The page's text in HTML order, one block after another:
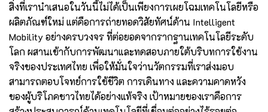
สิ่งที่เรานำเสนอในวันนี้ไม่ได้เป็นเพียงการเผยโฉมเทคโนโลยีหรือ
ผลิตภัณฑ์ใหม่ แต่คือการถ่ายทอดวิสัยทัศน์ด้าน Intelligent
Mobility อย่างครบวงจร ที่ต่อยอดจากรากฐานเทคโนโลยีระดับ
โลก ผสานเข้ากับการพัฒนาและทดสอบภายใต้บริบทการใช้งาน
จริงของประเทศไทย เพื่อให้มั่นใจว่านวัตกรรมที่เราส่งมอบ
สามารถตอบโจทย์การใช้ชีวิต การเดินทาง และความคาดหวัง
ของผู้บริโภคชาวไทยได้อย่างแท้จริง เป้าหมายของเราคือการ